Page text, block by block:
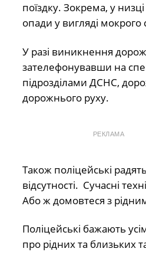
поїздку. Зокрема, у
опади у вигляді мокрого
У разі виникнення
зателефонувавши на
підрозділами ДСНС,
дорожнього руху.
РЕКЛАМА
Також поліцейські
відсутності. Сучасні
Або ж домовтеся з
Поліцейські бажають
про рідних та близьких